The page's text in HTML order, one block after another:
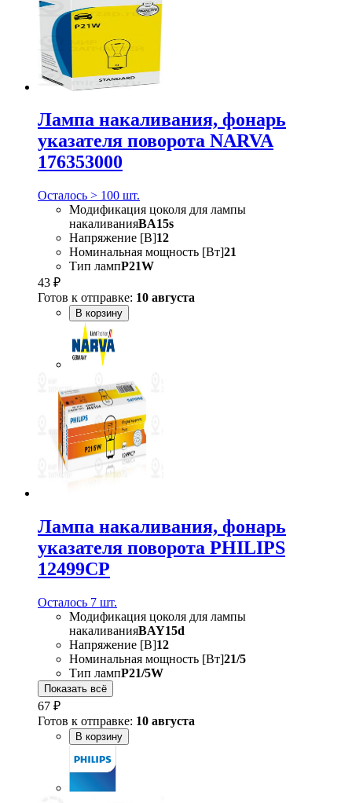
Лампа накаливания, фонарь
указателя поворота NARVA
176353000
Осталось > 100 шт.
Модификация цоколя для лампы
накаливанияBA15s
Напряжение [В]12
Номинальная мощность [Вт]21
Тип лампP21W
43 ₽
Готов к отправке: 10 августа
В корзину
Лампа накаливания, фонарь
указателя поворота PHILIPS
12499CP
Осталось 7 шт.
Модификация цоколя для лампы
накаливанияBAY15d
Напряжение [В]12
Номинальная мощность [Вт]21/5
Тип лампP21/5W
Показать всё
67 ₽
Готов к отправке: 10 августа
В корзину